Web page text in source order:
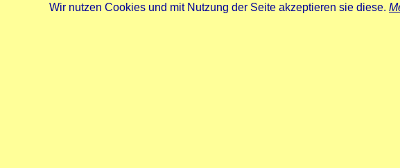
Wir nutzen Cookies und mit Nutzung der Seite akzeptieren sie diese.